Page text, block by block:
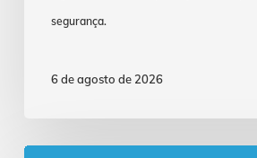
segurança.
6 de agosto de 2026